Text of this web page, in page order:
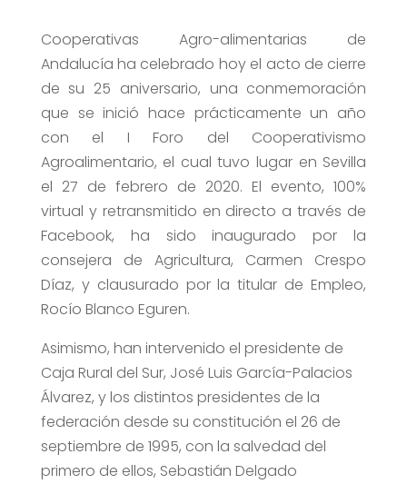
Cooperativas Agro-alimentarias de
Andalucía ha celebrado hoy el acto de cierre
de su 25 aniversario, una conmemoración
que se inició hace prácticamente un año
con el I Foro del Cooperativismo
Agroalimentario, el cual tuvo lugar en Sevilla
el 27 de febrero de 2020. El evento, 100%
virtual y retransmitido en directo a través de
Facebook, ha sido inaugurado por la
consejera de Agricultura, Carmen Crespo
Díaz, y clausurado por la titular de Empleo,
Rocío Blanco Eguren.
Asimismo, han intervenido el presidente de
Caja Rural del Sur, José Luis García-Palacios
Álvarez, y los distintos presidentes de la
federación desde su constitución el 26 de
septiembre de 1995, con la salvedad del
primero de ellos, Sebastián Delgado